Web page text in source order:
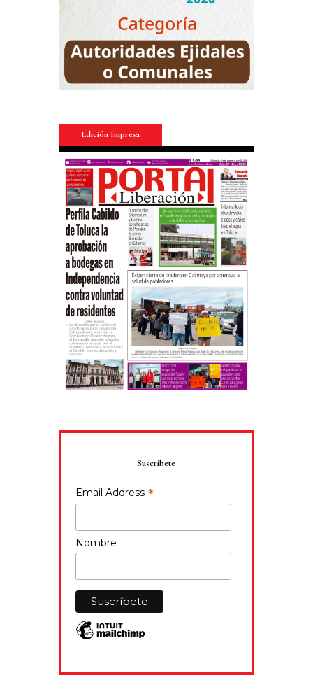
Edición Impresa
Suscríbete
Email Address *
Nombre